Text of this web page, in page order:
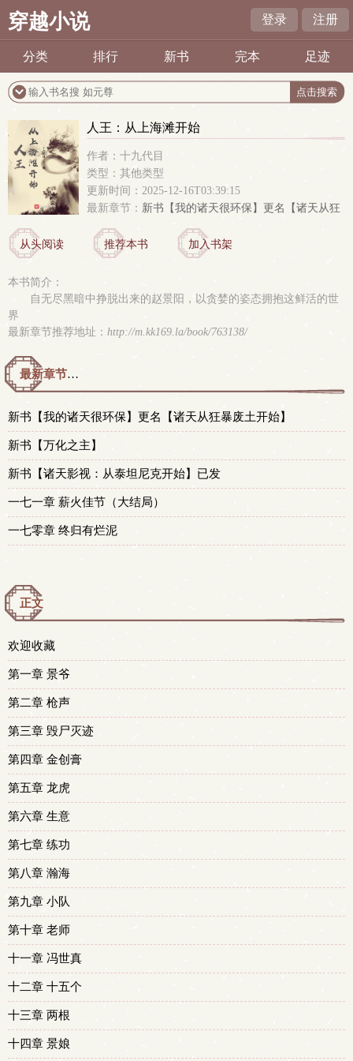
穿越小说 登录 注册
分类 排行 新书 完本 足迹
人王：从上海滩开始
作者：十九代目
类型：其他类型
更新时间：2025-12-16T03:39:15
最新章节： 新书【我的诸天很环保】更名【诸天从狂
暴废土开始】
从头阅读
推荐本书 加入书架
本书简介：
自无尽黑暗中挣脱出来的赵景阳，以贪婪的姿态拥抱这鲜活的世
界
最新章节推荐地址： http://m.kk169.la/book/763138/
最新章节预览 更新时间：2025-12-16T03:39:15
新书【我的诸天很环保】更名【诸天从狂暴废土开始】
新书【万化之主】
新书【诸天影视：从泰坦尼克开始】已发
一七一章 薪火佳节（大结局）
一七零章 终归有烂泥
正文
欢迎收藏
第一章 景爷
第二章 枪声
第三章 毁尸灭迹
第四章 金创膏
第五章 龙虎
第六章 生意
第七章 练功
第八章 瀚海
第九章 小队
第十章 老师
十一章 冯世真
十二章 十五个
十三章 两根
十四章 景娘